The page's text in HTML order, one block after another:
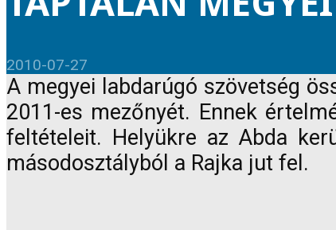
2010-07-27
A megyei labdarúgó szövetség
2011-es mezőnyét. Ennek
feltételeit. Helyükre az Abda
másodosztályból a Rajka jut fel.